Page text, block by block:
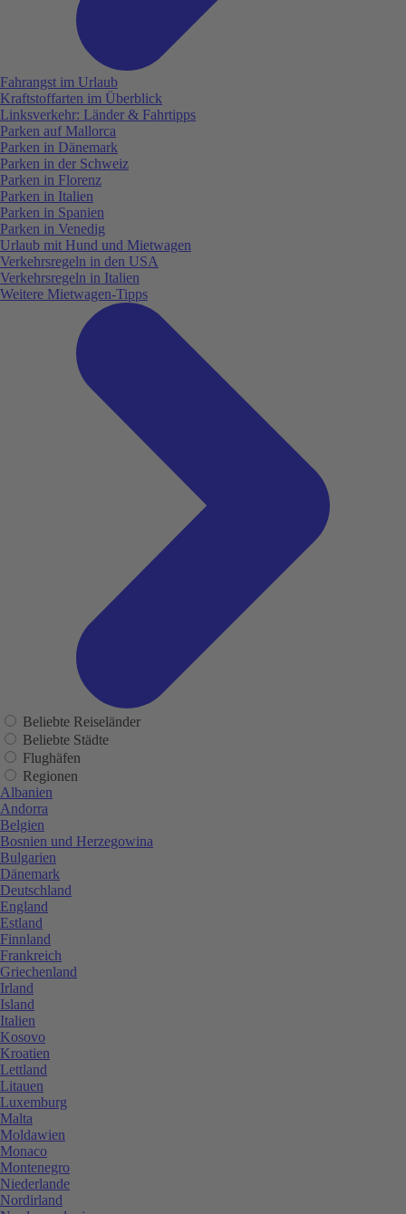
Fahrangst im Urlaub
Kraftstoffarten im Überblick
Linksverkehr: Länder & Fahrtipps
Parken auf Mallorca
Parken in Dänemark
Parken in der Schweiz
Parken in Florenz
Parken in Italien
Parken in Spanien
Parken in Venedig
Urlaub mit Hund und Mietwagen
Verkehrsregeln in den USA
Verkehrsregeln in Italien
Weitere Mietwagen-Tipps
Beliebte Reiseländer
Beliebte Städte
Flughäfen
Regionen
Albanien
Andorra
Belgien
Bosnien und Herzegowina
Bulgarien
Dänemark
Deutschland
England
Estland
Finnland
Frankreich
Griechenland
Irland
Island
Italien
Kosovo
Kroatien
Lettland
Litauen
Luxemburg
Malta
Moldawien
Monaco
Montenegro
Niederlande
Nordirland